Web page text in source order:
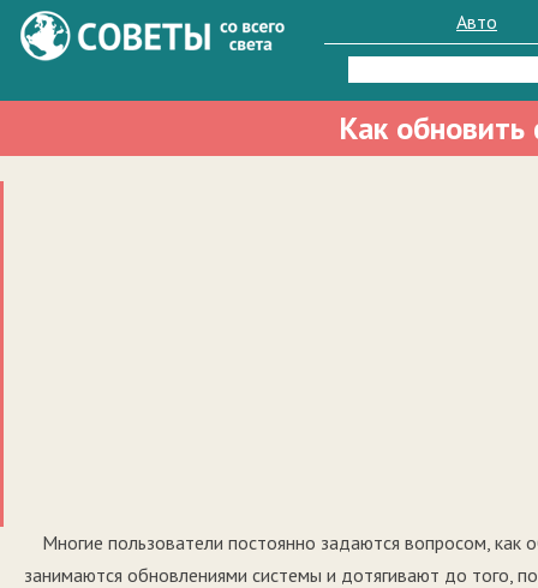
Авто
Найти:
Как
Многие пользователи постоянно задаются вопросом,
занимаются обновлениями системы и дотягивают до того,